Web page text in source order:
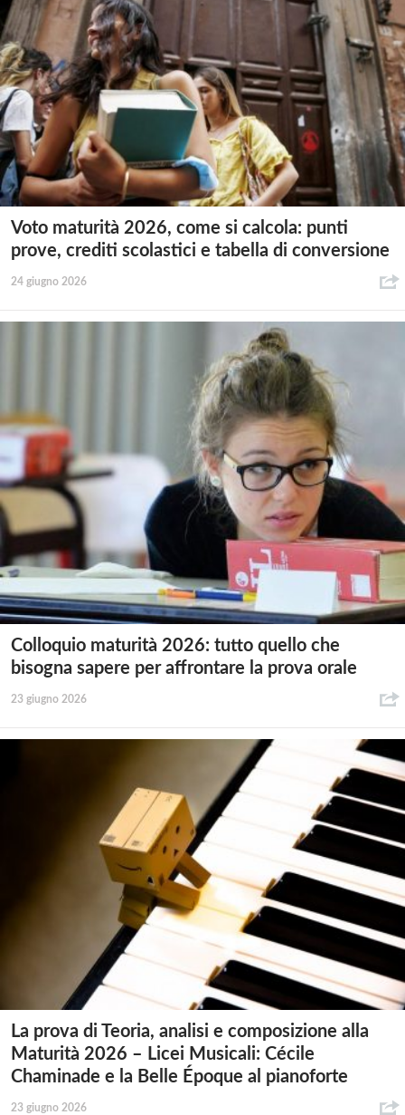
Voto maturità 2026, come si calcola: punti
prove, crediti scolastici e tabella di conversione
24 giugno 2026
Colloquio maturità 2026: tutto quello che
bisogna sapere per affrontare la prova orale
23 giugno 2026
La prova di Teoria, analisi e composizione alla
Maturità 2026 – Licei Musicali: Cécile
Chaminade e la Belle Époque al pianoforte
23 giugno 2026